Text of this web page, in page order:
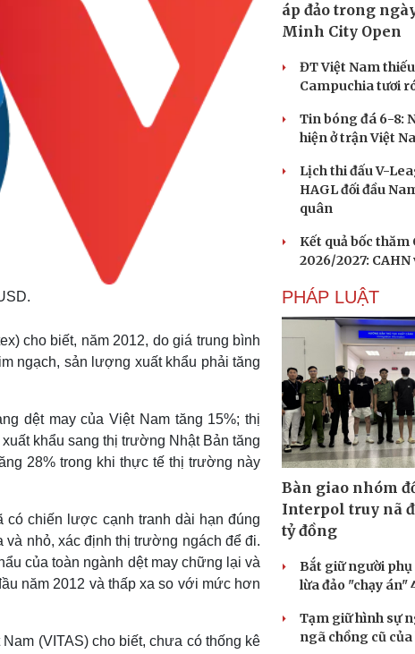
cho biết, năm 2012, do giá trung bình
ngạch, sản lượng xuất khẩu phải tăng
dệt may của Việt Nam tăng 15%; thị
khẩu sang thị trường Nhật Bản tăng
28% trong khi thực tế thị trường này
chiến lược cạnh tranh dài hạn đúng
nhỏ, xác định thị trường ngách để đi.
của toàn ngành dệt may chững lại và
năm 2012 và thấp xa so với mức hơn
(VITAS) cho biết, chưa có thống kê
áp đảo trong
Minh City Open
ĐT Việt Nam
Campuchia tươi
Tin bóng đá 6-8:
hiện ở trận Việt
Lịch thi đấu V-
HAGL đối đầu
quân
Kết quả bốc thăm
2026/2027: CAHN
PHÁP LUẬT
Bàn giao nhóm
Interpol truy nã
tỷ đồng
Bắt giữ người
lừa đảo "chạy
Tạm giữ hình sự
ngã chồng cũ